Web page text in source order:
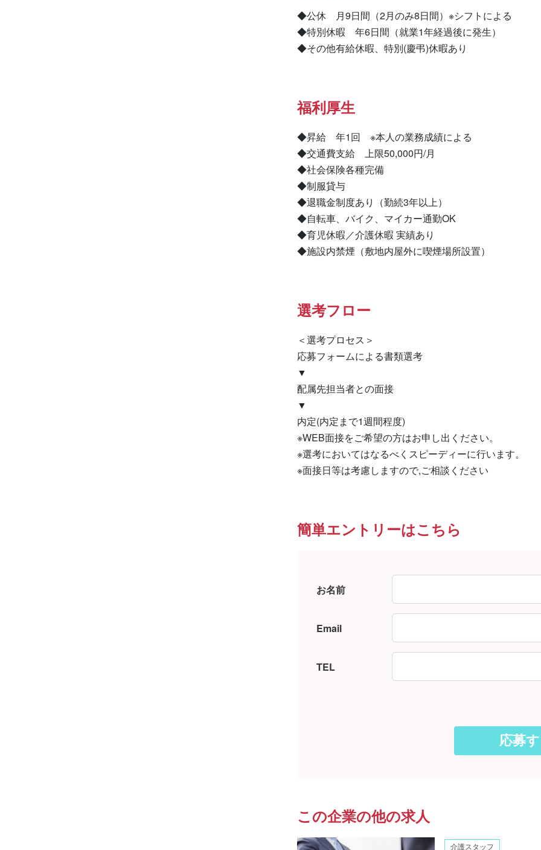
◆公休　月9日間（2月のみ8日間）※シフトによる
◆特別休暇　年6日間（就業1年経過後に発生）
◆その他有給休暇、特別(慶弔)休暇あり
福利厚生
◆昇給　年1回　※本人の業務成績による
◆交通費支給　上限50,000円/月
◆社会保険各種完備
◆制服貸与
◆退職金制度あり（勤続3年以上）
◆自転車、バイク、マイカー通勤OK
◆育児休暇／介護休暇 実績あり
◆施設内禁煙（敷地内屋外に喫煙場所設置）
選考フロー
＜選考プロセス＞
応募フォームによる書類選考
▼
配属先担当者との面接
▼
内定(内定まで1週間程度)
※WEB面接をご希望の方はお申し出ください。
※選考においてはなるべくスピーディーに行います。
※面接日等は考慮しますので,ご相談ください
簡単エントリーはこちら
お名前
Email
TEL
この企業の他の求人
介護スタッフ